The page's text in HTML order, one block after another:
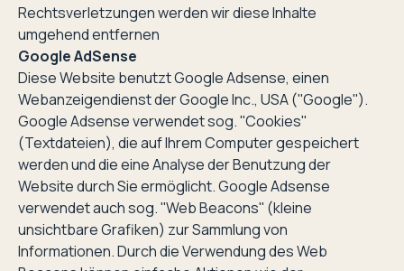
Rechtsverletzungen werden wir diese Inhalte
umgehend entfernen
Google AdSense
Diese Website benutzt Google Adsense, einen
Webanzeigendienst der Google Inc., USA (''Google'').
Google Adsense verwendet sog. ''Cookies''
(Textdateien), die auf Ihrem Computer gespeichert
werden und die eine Analyse der Benutzung der
Website durch Sie ermöglicht. Google Adsense
verwendet auch sog. ''Web Beacons'' (kleine
unsichtbare Grafiken) zur Sammlung von
Informationen. Durch die Verwendung des Web